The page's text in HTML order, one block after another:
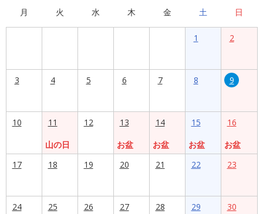
月 火 水 木 金 土 日
1 2
3 4 5 6 7 8 9
10
11
山の日
12
13
お盆
14
お盆
15
お盆
16
お盆
17
18 19 20 21 22 23
24 25 26 27 28 29 30